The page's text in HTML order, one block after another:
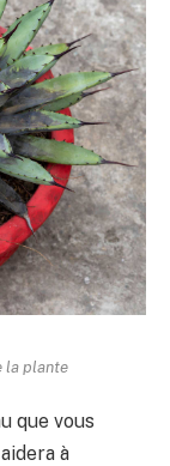
la plante
que vous
à